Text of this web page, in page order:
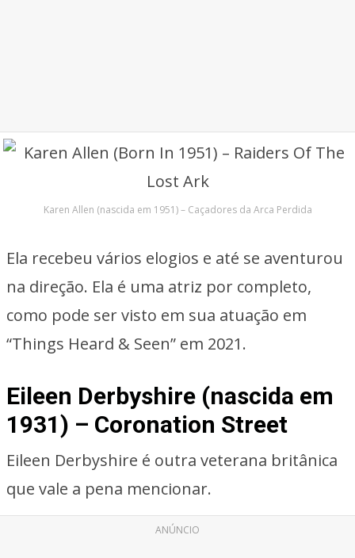
Karen Allen (nascida em 1951) – Caçadores da Arca Perdida
Ela recebeu vários elogios e até se aventurou
na direção. Ela é uma atriz por completo,
como pode ser visto em sua atuação em
“Things Heard & Seen” em 2021.
Eileen Derbyshire (nascida em
1931) – Coronation Street
Eileen Derbyshire é outra veterana britânica
que vale a pena mencionar.
ANÚNCIO